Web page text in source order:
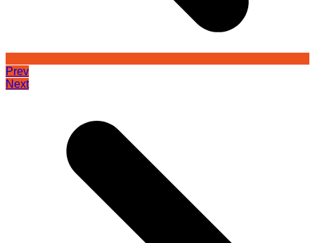
Prev
Next